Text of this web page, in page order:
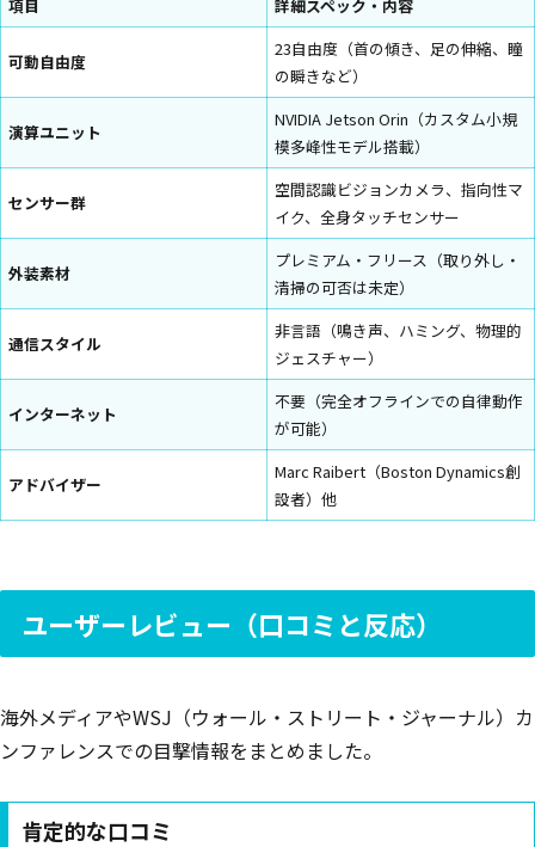
項目 詳細スペック・内容
可動自由度
23自由度（首の傾き、足の伸縮、瞳
の瞬きなど）
演算ユニット
NVIDIA Jetson Orin（カスタム小規
模多峰性モデル搭載）
センサー群
空間認識ビジョンカメラ、指向性マ
イク、全身タッチセンサー
外装素材
プレミアム・フリース（取り外し・
清掃の可否は未定）
通信スタイル
非言語（鳴き声、ハミング、物理的
ジェスチャー）
インターネット
不要（完全オフラインでの自律動作
が可能）
アドバイザー
Marc Raibert（Boston Dynamics創
設者）他
ユーザーレビュー（口コミと反応）
海外メディアやWSJ（ウォール・ストリート・ジャーナル）カ
ンファレンスでの目撃情報をまとめました。
肯定的な口コミ